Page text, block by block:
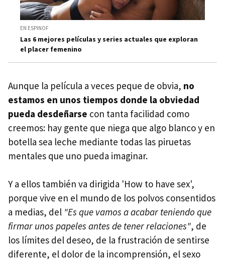
EN ESPINOF
Las 6 mejores películas y series actuales que exploran
el placer femenino
Aunque la película a veces peque de obvia, no
estamos en unos tiempos donde la obviedad
pueda desdeñarse con tanta facilidad como
creemos: hay gente que niega que algo blanco y en
botella sea leche mediante todas las piruetas
mentales que uno pueda imaginar.
Y a ellos también va dirigida 'How to have sex',
porque vive en el mundo de los polvos consentidos
a medias, del "Es que vamos a acabar teniendo que
firmar unos papeles antes de tener relaciones", de
los límites del deseo, de la frustración de sentirse
diferente, el dolor de la incomprensión, el sexo